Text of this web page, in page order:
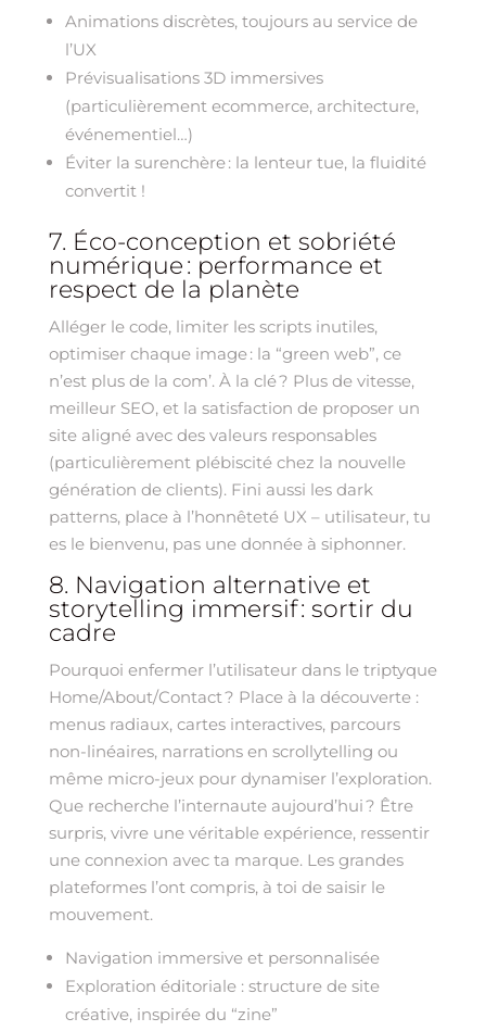
Animations discrètes, toujours au service de
l’UX
Prévisualisations 3D immersives
(particulièrement ecommerce, architecture,
événementiel…)
Éviter la surenchère : la lenteur tue, la fluidité
convertit !
7. Éco-conception et sobriété
numérique : performance et
respect de la planète
Alléger le code, limiter les scripts inutiles,
optimiser chaque image : la “green web”, ce
n’est plus de la com’. À la clé ? Plus de vitesse,
meilleur SEO, et la satisfaction de proposer un
site aligné avec des valeurs responsables
(particulièrement plébiscité chez la nouvelle
génération de clients). Fini aussi les dark
patterns, place à l’honnêteté UX – utilisateur, tu
es le bienvenu, pas une donnée à siphonner.
8. Navigation alternative et
storytelling immersif : sortir du
cadre
Pourquoi enfermer l’utilisateur dans le triptyque
Home/About/Contact ? Place à la découverte :
menus radiaux, cartes interactives, parcours
non-linéaires, narrations en scrollytelling ou
même micro-jeux pour dynamiser l’exploration.
Que recherche l’internaute aujourd’hui ? Être
surpris, vivre une véritable expérience, ressentir
une connexion avec ta marque. Les grandes
plateformes l’ont compris, à toi de saisir le
mouvement.
Navigation immersive et personnalisée
Exploration éditoriale : structure de site
créative, inspirée du “zine”